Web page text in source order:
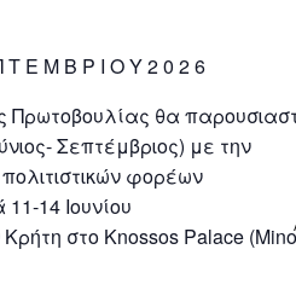
Τ Ε Μ Β Ρ Ι Ο Υ 2 0 2 6
Πρωτοβουλίας θα
Σεπτέμβρɩος) με την
φορέων
14 Ιουνίου
στο Knossos Palace